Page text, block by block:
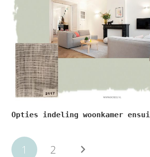
Opties indeling woonkamer
1 2